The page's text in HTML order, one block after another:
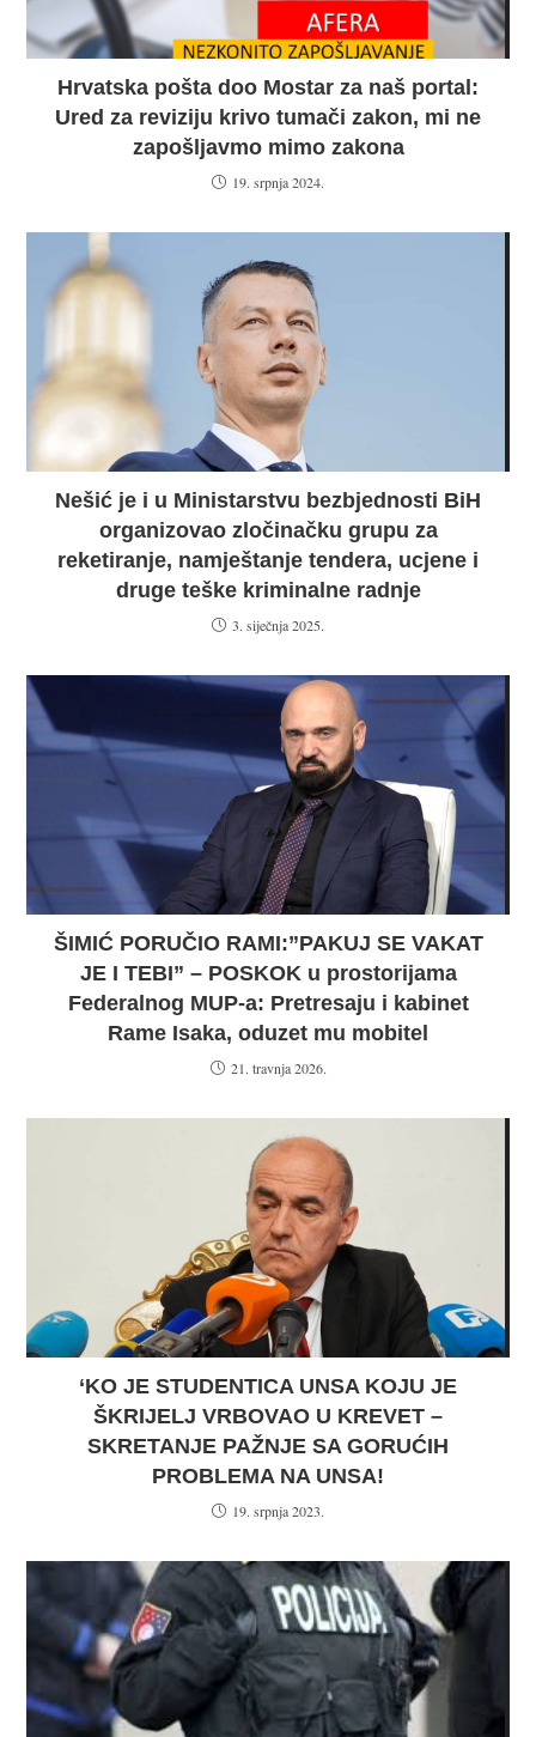
Hrvatska pošta doo Mostar za naš portal:
Ured za reviziju krivo tumači zakon, mi ne
zapošljavmo mimo zakona
19. srpnja 2024.
Nešić je i u Ministarstvu bezbjednosti BiH
organizovao zločinačku grupu za
reketiranje, namještanje tendera, ucjene i
druge teške kriminalne radnje
3. siječnja 2025.
ŠIMIĆ PORUČIO RAMI:”PAKUJ SE VAKAT
JE I TEBI” – POSKOK u prostorijama
Federalnog MUP-a: Pretresaju i kabinet
Rame Isaka, oduzet mu mobitel
21. travnja 2026.
‘KO JE STUDENTICA UNSA KOJU JE
ŠKRIJELJ VRBOVAO U KREVET –
SKRETANJE PAŽNJE SA GORUĆIH
PROBLEMA NA UNSA!
19. srpnja 2023.